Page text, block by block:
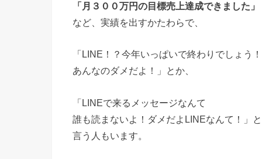
「月３００万円の目標売上達成できました」
など、実績を出すかたわらで、
「LINE！？今年いっぱいで終わりでしょう
あんなのダメだよ！」とか、
「LINEで来るメッセージなんて
誰も読まないよ！ダメだよLINEなんて！」と
言う人もいます。